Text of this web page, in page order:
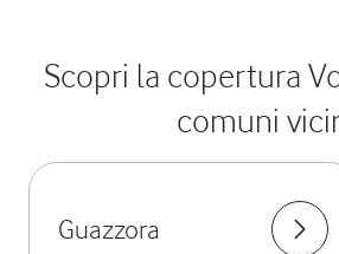
Scopri la copertura
comuni
Guazzora